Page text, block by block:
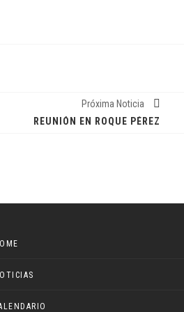
Próxima Noticia
REUNIÓN EN ROQUE PÉREZ